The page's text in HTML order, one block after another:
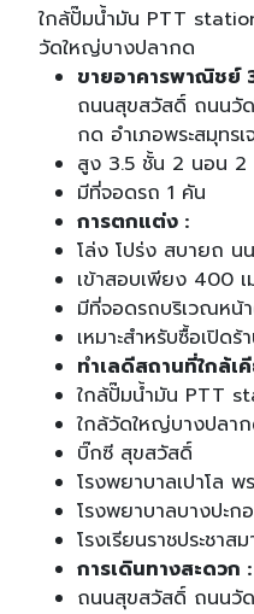
ใกล้ปั๊มน้ำมัน PTT
วัดใหญ่บางปลากด
ขายอาคารพาณิชย์
ถนนสุขสวัสดิ์ ถนนวั
กด อำเภอพระสมุท
สูง 3.5 ชั้น 2 นอน 2
มีที่จอดรถ 1 คัน
การตกแต่ง :
โล่ง โปร่ง สบายถ น
เข้าสอบเพียง 400
มีที่จอดรถบริเวณหน้
เหมาะสำหรับซื้อเปิด
ทำเลดีสถานที่ใกล้เ
ใกล้ปั๊มน้ำมัน PTT
ใกล้วัดใหญ่บางปลา
บิ๊กซี สุขสวัสดิ์
โรงพยาบาลเปาโล พ
โรงพยาบาลบางปะก
โรงเรียนราชประชาส
การเดินทางสะดวก :
ถนนสุขสวัสดิ์ ถนนวั